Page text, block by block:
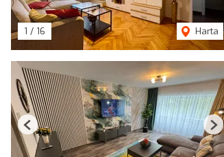
1 / 16 Harta
Previous